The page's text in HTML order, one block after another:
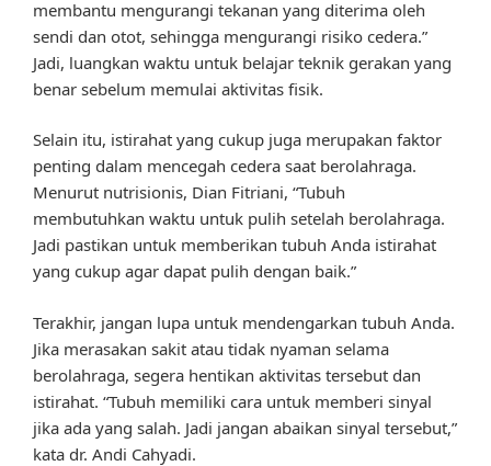
membantu mengurangi tekanan yang diterima oleh
sendi dan otot, sehingga mengurangi risiko cedera.”
Jadi, luangkan waktu untuk belajar teknik gerakan yang
benar sebelum memulai aktivitas fisik.
Selain itu, istirahat yang cukup juga merupakan faktor
penting dalam mencegah cedera saat berolahraga.
Menurut nutrisionis, Dian Fitriani, “Tubuh
membutuhkan waktu untuk pulih setelah berolahraga.
Jadi pastikan untuk memberikan tubuh Anda istirahat
yang cukup agar dapat pulih dengan baik.”
Terakhir, jangan lupa untuk mendengarkan tubuh Anda.
Jika merasakan sakit atau tidak nyaman selama
berolahraga, segera hentikan aktivitas tersebut dan
istirahat. “Tubuh memiliki cara untuk memberi sinyal
jika ada yang salah. Jadi jangan abaikan sinyal tersebut,”
kata dr. Andi Cahyadi.